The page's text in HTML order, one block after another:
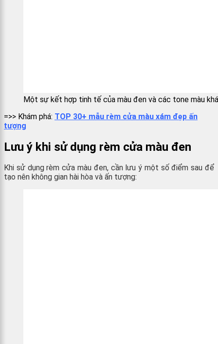
Một sự kết hợp tinh tế của màu đen và các tone màu
=>> Khám phá: TOP 30+ mẫu rèm cửa màu xám đẹp ấn
tượng
Lưu ý khi sử dụng rèm cửa màu đen
Khi sử dụng rèm cửa màu đen, cần lưu ý một số điểm sau để
tạo nên không gian hài hòa và ấn tượng: